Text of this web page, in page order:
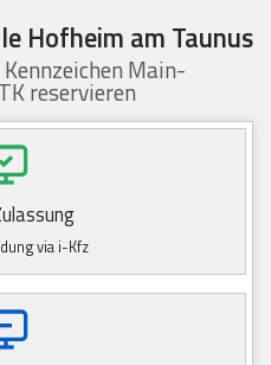
Hofheim am Taunus
Main-
reservieren
via i-Kfz